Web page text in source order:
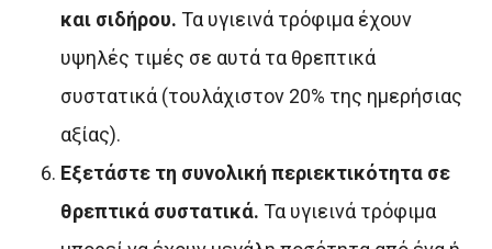
και σιδήρου. Τα υγιεινά τρόφιμα έχουν
υψηλές τιμές σε αυτά τα θρεπτικά
συστατικά (τουλάχιστον 20% της ημερήσιας
αξίας).
Εξετάστε τη συνολική περιεκτικότητα σε
θρεπτικά συστατικά. Τα υγιεινά τρόφιμα